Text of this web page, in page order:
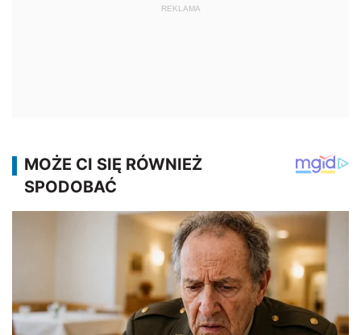
REKLAMA